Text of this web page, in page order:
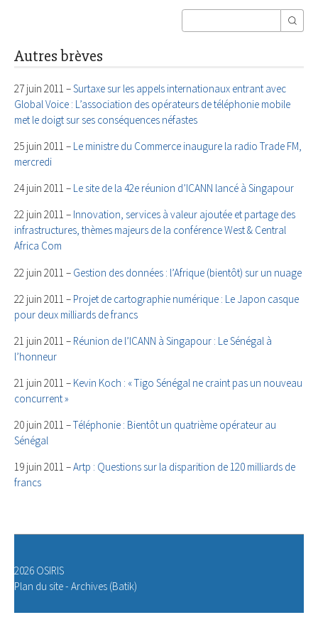
Autres brèves
27 juin 2011 –Surtaxe sur les appels internationaux entrant avec
Global Voice : L’association des opérateurs de téléphonie mobile
met le doigt sur ses conséquences néfastes
25 juin 2011 – Le ministre du Commerce inaugure la radio Trade FM,
mercredi
24 juin 2011 – Le site de la 42e réunion d’ICANN lancé à Singapour
22 juin 2011 – Innovation, services à valeur ajoutée et partage des
infrastructures, thèmes majeurs de la conférence West & Central
Africa Com
22 juin 2011 – Gestion des données : l’Afrique (bientôt) sur un nuage
22 juin 2011 – Projet de cartographie numérique : Le Japon casque
pour deux milliards de francs
21 juin 2011 – Réunion de l’ICANN à Singapour : Le Sénégal à
l’honneur
21 juin 2011 – Kevin Koch : « Tigo Sénégal ne craint pas un nouveau
concurrent »
20 juin 2011 –Téléphonie : Bientôt un quatrième opérateur au
Sénégal
19 juin 2011 –Artp : Questions sur la disparition de 120 milliards de
francs
2026 OSIRIS
Plan du site- Archives (Batik)